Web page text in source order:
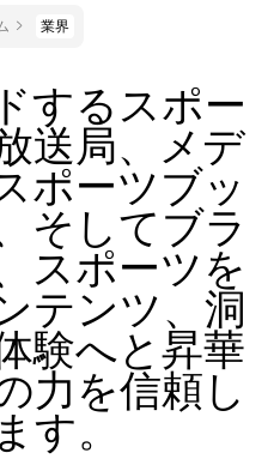
業界
するスポー
送局、メデ
ポーツブッ
そしてブラ
スポーツを
テンツ、洞
験へと昇華
力を信頼し
す。